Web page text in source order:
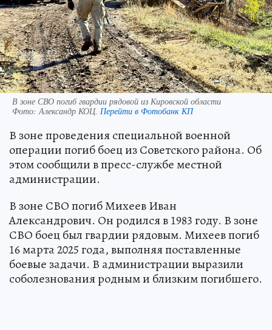
В зоне СВО погиб гвардии рядовой из Кировской области
Фото: Александр КОЦ. Перейти в Фотобанк КП
В зоне проведения специальной военной
операции погиб боец из Советского района. Об
этом сообщили в пресс-службе местной
администрации.
В зоне СВО погиб Михеев Иван
Александрович. Он родился в 1983 году. В зоне
СВО боец был гвардии рядовым. Михеев погиб
16 марта 2025 года, выполняя поставленные
боевые задачи. В администрации выразили
соболезнования родным и близким погибшего.